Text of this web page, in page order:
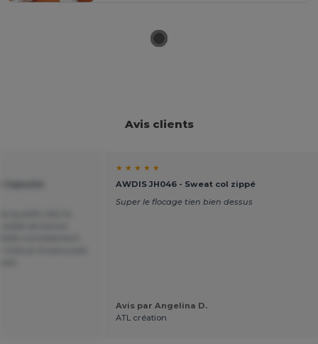
Avis clients
★ ★ ★ ★ ★
AWDIS JH046 - Sweat col zippé
Super le flocage tien bien dessus
Avis par Angelina D.
ATL création